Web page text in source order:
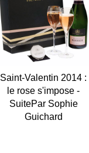
Saint-Valentin 2014 :
le rose s'impose -
SuitePar Sophie
Guichard